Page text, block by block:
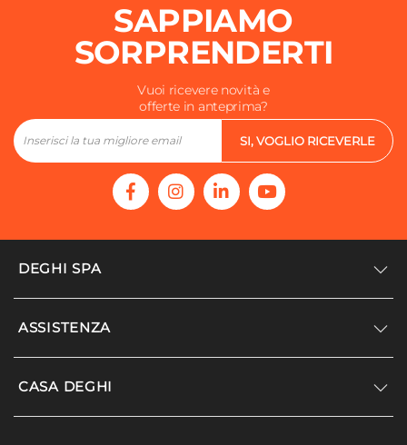
SAPPIAMO
SORPRENDERTI
Vuoi ricevere novità e
offerte in anteprima?
SI, VOGLIO RICEVERLE
DEGHI SPA
Accedi/Registrati
ASSISTENZA
Supporto
CASA DEGHI